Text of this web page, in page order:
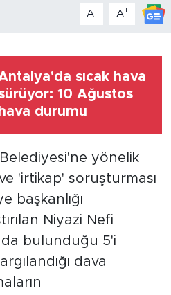
A- A+
sıcak hava
10 Ağustos
hava durumu
yönelik
'irtikap' soruşturması
başkanlığı
Niyazi Nefi
bulunduğu 5'i
dava